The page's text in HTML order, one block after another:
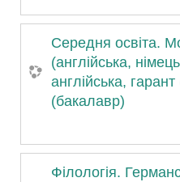
Середня освіта.
(англійська,
англійська,
(бакалавр)
Філологія.